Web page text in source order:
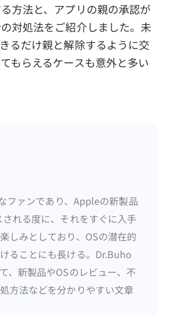
方法と、アプリの親の承認が
対処法をご紹介しました。未
るだけ親と解除するように交
もらえるケースも意外と多い
ファンであり、Appleの新製品
れる度に、それをすぐに入手
しみとしており、OSの潜在的
ることにも長ける。Dr.Buho
、新製品やOSのレビュー、不
方法などを分かりやすい文章